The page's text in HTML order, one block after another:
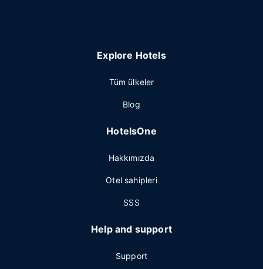
Explore Hotels
Tüm ülkeler
Blog
HotelsOne
Hakkımızda
Otel sahipleri
SSS
Help and support
Support